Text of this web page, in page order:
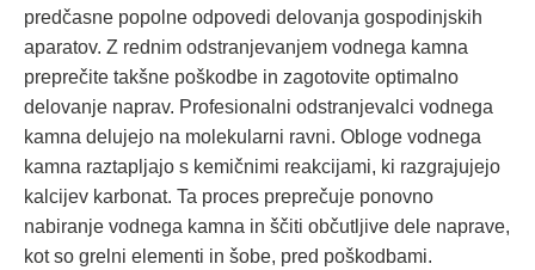
predčasne popolne odpovedi delovanja gospodinjskih
aparatov. Z rednim odstranjevanjem vodnega kamna
preprečite takšne poškodbe in zagotovite optimalno
delovanje naprav. Profesionalni odstranjevalci vodnega
kamna delujejo na molekularni ravni. Obloge vodnega
kamna raztapljajo s kemičnimi reakcijami, ki razgrajujejo
kalcijev karbonat. Ta proces preprečuje ponovno
nabiranje vodnega kamna in ščiti občutljive dele naprave,
kot so grelni elementi in šobe, pred poškodbami.